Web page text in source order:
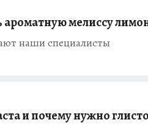
ароматную мелиссу
наши специалисты
и почему нужно